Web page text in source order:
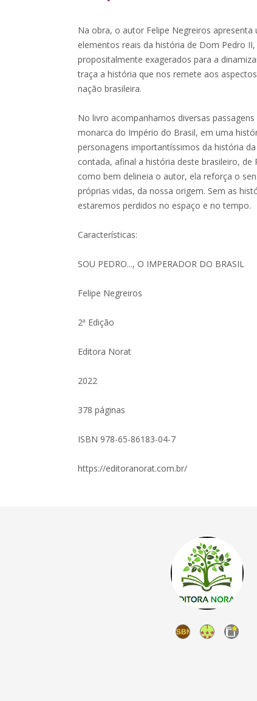
Na obra, o autor Felipe Negreiros
elementos reais da história de Dom Pedro
propositalmente exagerados para a
traça a história que nos remete aos
nação brasileira.
No livro acompanhamos diversas
monarca do Império do Brasil, em uma
personagens importantíssimos da história
contada, afinal a história deste brasileiro, de
como bem delineia o autor, ela reforça o
próprias vidas, da nossa origem. Sem as
estaremos perdidos no espaço e no tempo.
Características:
SOU PEDRO..., O IMPERADOR DO BRASIL
Felipe Negreiros
2ª Edição
Editora Norat
2022
378 páginas
ISBN 978-65-86183-04-7
https://editoranorat.com.br/